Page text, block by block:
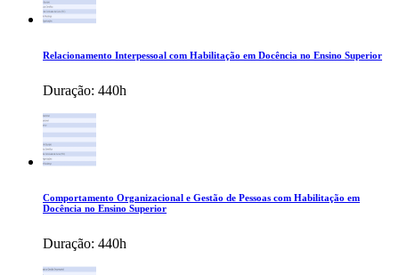
Relacionamento Interpessoal com Habilitação em Docência no Ensino Superior
Duração: 440h
Comportamento Organizacional e Gestão de Pessoas com Habilitação em
Docência no Ensino Superior
Duração: 440h